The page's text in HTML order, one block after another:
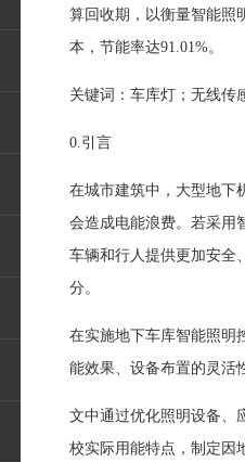
算回收期，以衡量智能照
本，节能率达91.01%。
关键词：车库灯；无线传
0.引言
在城市建筑中，大型地下
会造成电能浪费。若采用
车辆和行人提供更加安全
分。
在实施地下车库智能照明
能效果、设备布置的灵活
文中通过优化照明设备、
校实际用能特点，制定因